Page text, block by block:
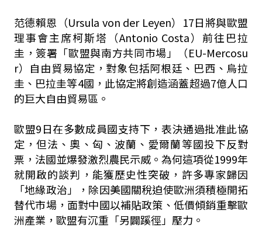
范德賴恩（Ursula von der Leyen）17日將與歐盟
理事會主席柯斯塔（Antonio Costa）前往巴拉
圭，簽署「歐盟與南方共同市場」（EU-Mercosu
r）自由貿易協定，對象包括阿根廷、巴西、烏拉
圭、巴拉圭等4國，此協定將創造涵蓋超過7億人口
的巨大自由貿易區。
歐盟9日在多數成員國支持下，表決通過批准此協
定，但法、奧、匈、波蘭、愛爾蘭等國投下反對
票，法國並爆發激烈農民示威。為何這項從1999年
就開啟的談判，能獲歷史性突破，許多專家歸因
「地緣政治」，除因美國關稅迫使歐洲須積極開拓
替代市場，面對中國以補貼政策、低價傾銷重擊歐
洲產業，歐盟有沉重「另闢蹊徑」壓力。